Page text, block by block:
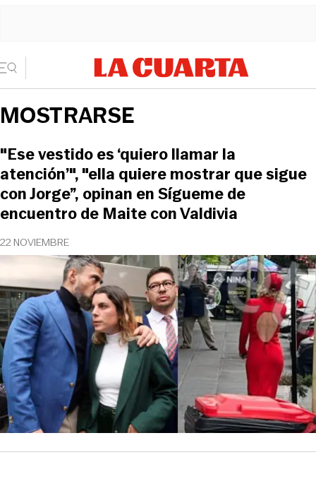
MOSTRARSE
22 NOVIEMBRE
"Ese vestido es ‘quiero llamar la
atención’", "ella quiere mostrar que sigue
con Jorge”, opinan en Sígueme de
encuentro de Maite con Valdivia